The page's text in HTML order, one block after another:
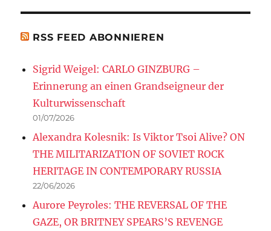
RSS FEED ABONNIEREN
Sigrid Weigel: CARLO GINZBURG –
Erinnerung an einen Grandseigneur der
Kulturwissenschaft
01/07/2026
Alexandra Kolesnik: Is Viktor Tsoi Alive? ON
THE MILITARIZATION OF SOVIET ROCK
HERITAGE IN CONTEMPORARY RUSSIA
22/06/2026
Aurore Peyroles: THE REVERSAL OF THE
GAZE, OR BRITNEY SPEARS’S REVENGE